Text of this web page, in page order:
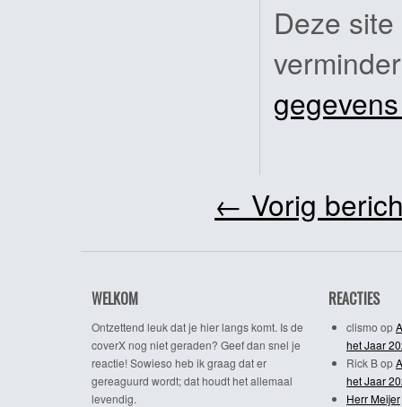
Deze
← Vorig
WELKOM
Ontzettend leuk dat je hier langs komt. Is de
coverX nog niet geraden? Geef dan snel je
reactie! Sowieso heb ik graag dat er
gereaguurd wordt; dat houdt het allemaal
levendig.
REACTIES
clismo op
het Jaar
Rick Bop
het Jaar
Herr Meijer